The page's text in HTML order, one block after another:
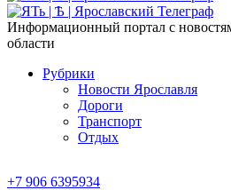
Информационный портал с
области
Рубрики
Новости Ярославля
Дороги
Транспорт
Отдых
+7 906 6395934